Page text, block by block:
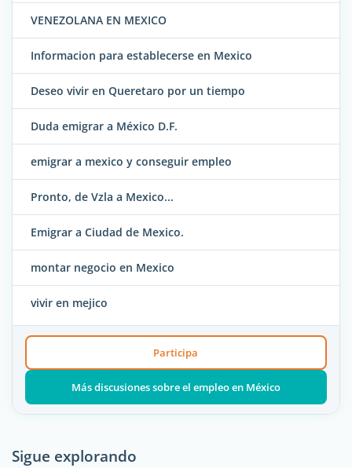
VENEZOLANA EN MEXICO
Informacion para establecerse en Mexico
Deseo vivir en Queretaro por un tiempo
Duda emigrar a México D.F.
emigrar a mexico y conseguir empleo
Pronto, de Vzla a Mexico...
Emigrar a Ciudad de Mexico.
montar negocio en Mexico
vivir en mejico
Participa
Más discusiones sobre el empleo en México
Sigue explorando